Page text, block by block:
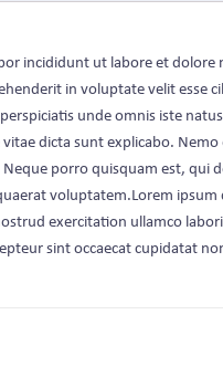
incididunt ut labore et
in voluptate velit esse
unde omnis iste
dicta sunt explicabo.
porro quisquam est, qui
voluptatem.Lorem
exercitation ullamco
sint occaecat cupidatat